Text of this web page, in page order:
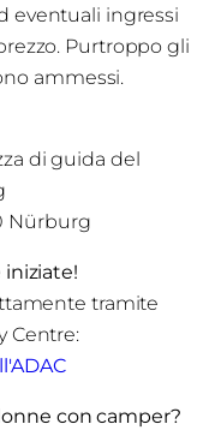
eventuali ingressi
Purtroppo gli
ammessi.
di guida del
Nürburg
iniziate!
tramite
Centre:
con camper?